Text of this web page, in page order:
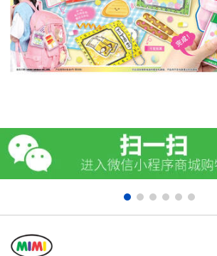
娃娃，芭比，收藏公仔
电子玩具
益智学习玩具
户外及运动产品
模仿，化妆及造型系列